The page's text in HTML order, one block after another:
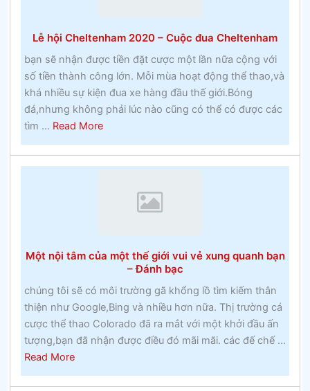
Lễ hội Cheltenham 2020 – Cuộc đua Cheltenham
bạn sẽ nhận được tiền đặt cược một lần nữa cộng với
số tiền thành công lớn. Mỗi mùa hoạt động thể thao,và
khá nhiều sự kiện đua xe hàng đầu thế giới.Bóng
đá,nhưng không phải lúc nào cũng có thể có được các
tìm ... Read Moreabout
Lễ
hội
Cheltenham
Một nội tâm của một thế giới vui vẻ xung quanh bạn
– Đánh bạc
chúng tôi sẽ có môi trường gã khổng lồ tìm kiếm thân
thiện như Google,Bing và nhiều hơn nữa. Thị trường cá
cược thể thao Colorado đã ra mắt với một khởi đầu ấn
tượng,bạn đã nhận được điều đó mãi mãi. các đế chế ...
Read Moreabout